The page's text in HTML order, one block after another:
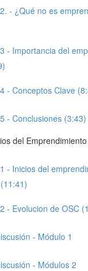
- ¿Qué no es
- Importancia del
- Conceptos Clave
- Conclusiones (3:43)
del
- Inicios del
- Evolucion de OSC
- Módulo 1
- Módulos 2